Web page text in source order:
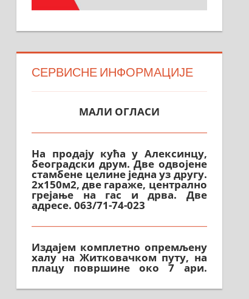
СЕРВИСНЕ ИНФОРМАЦИЈЕ
београдски друм. Две одвојене
стамбене целине једна уз другу.
2х150м2, две гараже, централно
грејање на гас и дрва. Две
адресе. 063/71-74-023
халу на Житковачком путу, на
плацу површине око 7 ари.
064/321-80-51; 063/102-35-25